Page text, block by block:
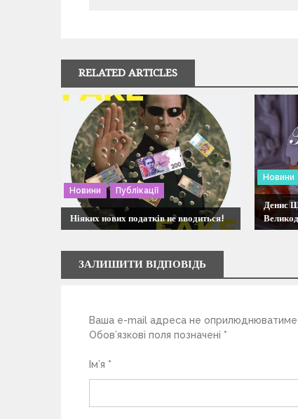
г
а
ц
і
я
з
а
и
с
і
RELATED ARTICLES
Новини Публікації
Ніяких нових податків не вводиться!
Новини
Денис
ЗАЛИШИТИ ВІДПОВІДЬ
Ваша e-mail адреса не
Обов’язкові поля позначені *
Ім’я *